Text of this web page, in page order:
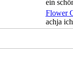
ein
Flower
achja